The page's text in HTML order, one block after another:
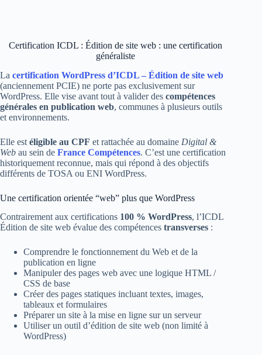
Certification ICDL : Édition de site web : une certification
généraliste
La certification WordPress d’ICDL – Édition de site web
(anciennement PCIE) ne porte pas exclusivement sur
WordPress. Elle vise avant tout à valider des compétences
générales en publication web, communes à plusieurs outils
et environnements.
Elle est éligible au CPF et rattachée au domaine Digital &
Web au sein de France Compétences. C’est une certification
historiquement reconnue, mais qui répond à des objectifs
différents de TOSA ou ENI WordPress.
Une certification orientée “web” plus que WordPress
Contrairement aux certifications 100 % WordPress, l’ICDL
Édition de site web évalue des compétences transverses :
Comprendre le fonctionnement du Web et de la
publication en ligne
Manipuler des pages web avec une logique HTML /
CSS de base
Créer des pages statiques incluant textes, images,
tableaux et formulaires
Préparer un site à la mise en ligne sur un serveur
Utiliser un outil d’édition de site web (non limité à
WordPress)